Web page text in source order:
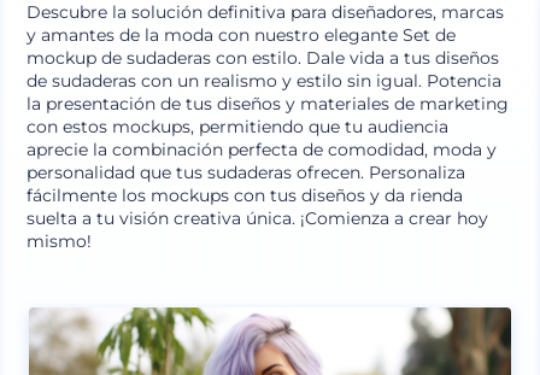
Descubre la solución definitiva para diseñadores, marcas
y amantes de la moda con nuestro elegante Set de
mockup de sudaderas con estilo. Dale vida a tus diseños
de sudaderas con un realismo y estilo sin igual. Potencia
la presentación de tus diseños y materiales de marketing
con estos mockups, permitiendo que tu audiencia
aprecie la combinación perfecta de comodidad, moda y
personalidad que tus sudaderas ofrecen. Personaliza
fácilmente los mockups con tus diseños y da rienda
suelta a tu visión creativa única. ¡Comienza a crear hoy
mismo!